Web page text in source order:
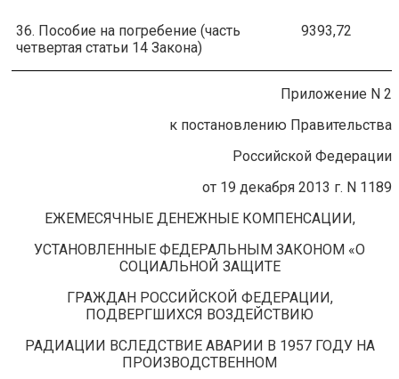
36. Пособие на погребение (часть
четвертая статьи 14 Закона)
9393,72
Приложение N 2
к постановлению Правительства
Российской Федерации
от 19 декабря 2013 г. N 1189
ЕЖЕМЕСЯЧНЫЕ ДЕНЕЖНЫЕ КОМПЕНСАЦИИ,
УСТАНОВЛЕННЫЕ ФЕДЕРАЛЬНЫМ ЗАКОНОМ «О
СОЦИАЛЬНОЙ ЗАЩИТЕ
ГРАЖДАН РОССИЙСКОЙ ФЕДЕРАЦИИ,
ПОДВЕРГШИХСЯ ВОЗДЕЙСТВИЮ
РАДИАЦИИ ВСЛЕДСТВИЕ АВАРИИ В 1957 ГОДУ НА
ПРОИЗВОДСТВЕННОМ